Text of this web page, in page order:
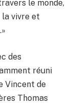
le monde,
vivre et
des
réuni
Vincent de
Thomas